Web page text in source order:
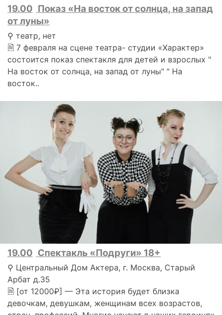
19.00 Показ «На восток от солнца, на запад
от луны»
⚲ театр, нет
🗎 7 февраля на сцене театра- студии «Характер»
состоится показ спектакля для детей и взрослых "
На восток от солнца, на запад от луны" " На
восток..
19.00 Спектакль «Подруги» 18+
⚲ Центральный Дом Актера, г. Москва, Старый
Арбат д.35
🗎 [от 12000₽] — Эта история будет близка
девочкам, девушкам, женщинам всех возрастов,